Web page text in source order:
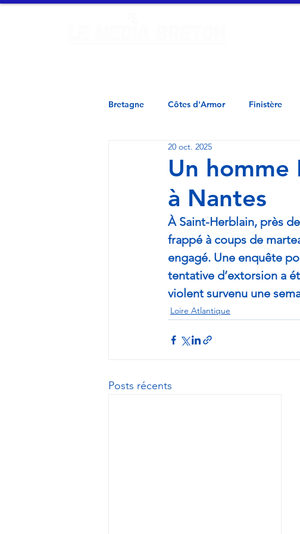
Bretagne Côtes d'Armor Finistère
Un
à Nantes
20 oct. 2025
À Saint-Herblain, près
frappé à coups de
engagé. Une enquête
tentative d’extorsion a
violent survenu une
Loire Atlantique
Posts récents